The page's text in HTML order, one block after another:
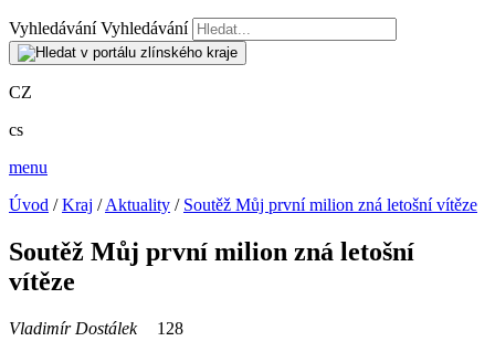
Vyhledávání Vyhledávání
CZ
cs
menu
Úvod /Kraj /Aktuality / Soutěž Můj první milion zná letošní vítěze
Soutěž Můj první milion zná letošní
vítěze
Vladimír Dostálek
128